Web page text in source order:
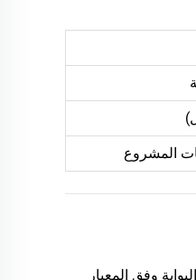
المشروع
وفق المعيار